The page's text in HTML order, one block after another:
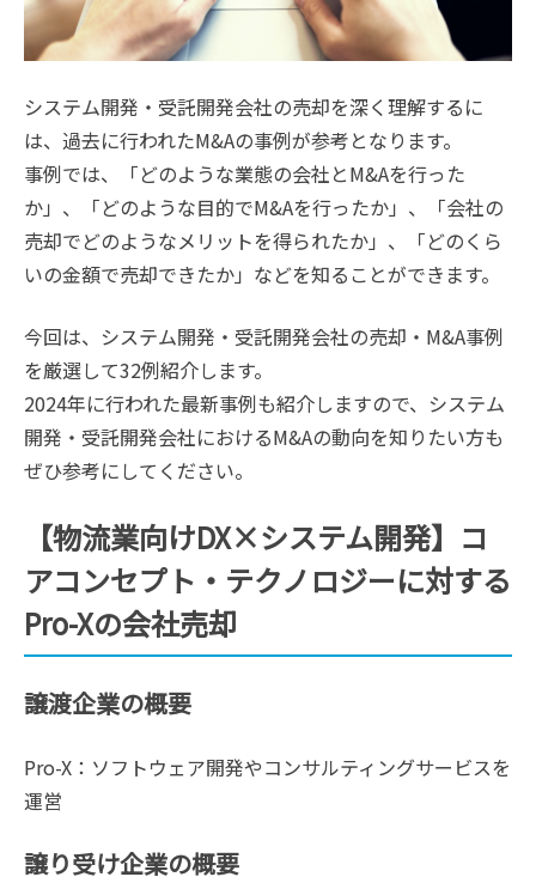
システム開発・受託開発会社の売却を深く理解するに
は、過去に行われたM&Aの事例が参考となります。
事例では、「どのような業態の会社とM&Aを行った
か」、「どのような目的でM&Aを行ったか」、「会社の
売却でどのようなメリットを得られたか」、「どのくら
いの金額で売却できたか」などを知ることができます。
今回は、システム開発・受託開発会社の売却・M&A事例
を厳選して32例紹介します。
2024年に行われた最新事例も紹介しますので、システム
開発・受託開発会社におけるM&Aの動向を知りたい方も
ぜひ参考にしてください。
【物流業向けDX×システム開発】コ
アコンセプト・テクノロジーに対する
Pro-Xの会社売却
譲渡企業の概要
Pro-X：ソフトウェア開発やコンサルティングサービスを
運営
譲り受け企業の概要